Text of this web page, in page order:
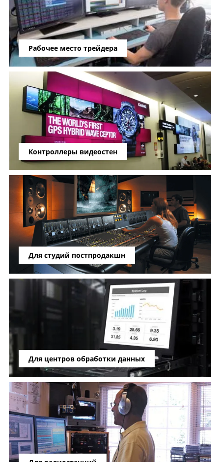
Рабочее место трейдера
Контроллеры видеостен
Для студий постпродакшн
Для центров обработки данных